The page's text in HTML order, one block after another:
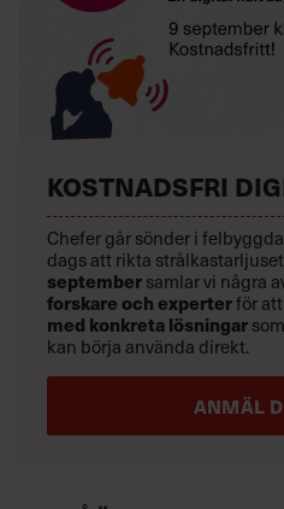
KOSTNADSFRI
Chefer går sönder i
dags att rikta
septembersamlar vi några
forskare och experterför
med konkreta lösningar
kan börja använda direkt.
ANMÄL